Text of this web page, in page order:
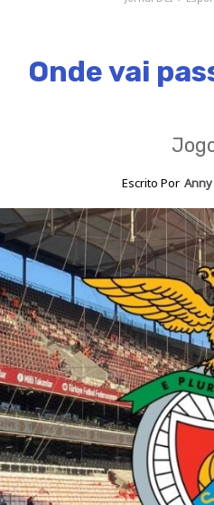
Onde vai
Escrito Por